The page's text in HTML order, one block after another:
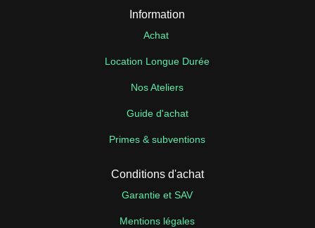
Information
Achat
Location Longue Durée
Nos Ateliers
Guide d'achat
Primes & subventions
Conditions d'achat
Garantie et SAV
Mentions légales